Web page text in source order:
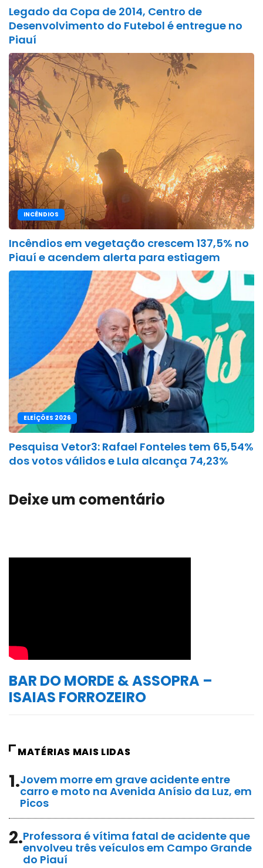
Legado da Copa de 2014, Centro de
Desenvolvimento do Futebol é entregue no
Piauí
INCÊNDIOS
Incêndios em vegetação crescem 137,5% no
Piauí e acendem alerta para estiagem
ELEÍÇÕES 2026
Pesquisa Vetor3: Rafael Fonteles tem 65,54%
dos votos válidos e Lula alcança 74,23%
Deixe um comentário
BAR DO MORDE & ASSOPRA –
ISAIAS FORROZEIRO
MATÉRIAS MAIS LIDAS
1.Jovem morre em grave acidente entre
carro e moto na Avenida Anísio da Luz, em
Picos
2.Professora é vítima fatal de acidente que
envolveu três veículos em Campo Grande
do Piauí